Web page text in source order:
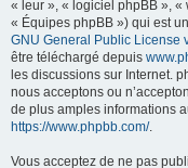
« leur », « logiciel phpBB », «
« Équipes phpBB ») qui est
GNU General Public License
être téléchargé depuis
les discussions sur Internet.
nous acceptons ou
de plus amples informations
https://www.phpbb.com/.
Vous acceptez de ne pas